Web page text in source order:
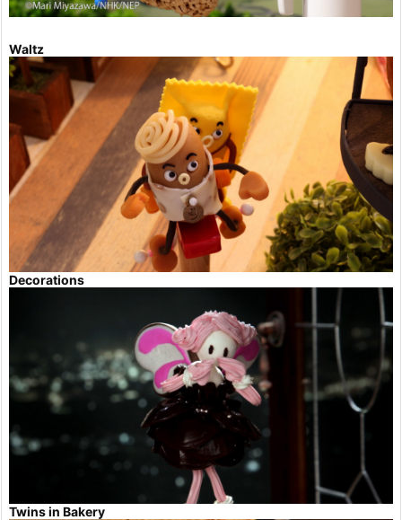
Waltz
Decorations
Twins in Bakery